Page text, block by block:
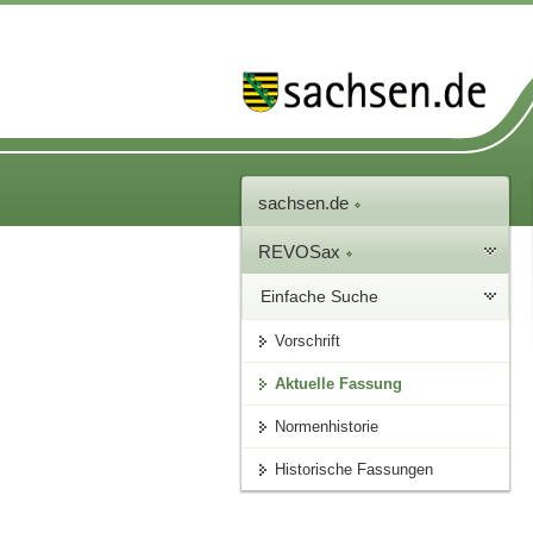
sachsen.de
REVOSax
Einfache Suche
Vorschrift
Aktuelle Fassung
Normenhistorie
Historische Fassungen